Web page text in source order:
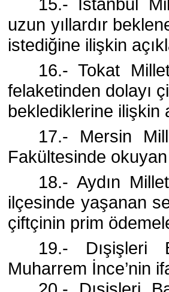
uzun yıllardır
istediğine ilişkin
16.- Tokat
felaketinden dolayı
beklediklerine ilişkin
17.- Mersin
Fakültesinde okuyan
18.- Aydın
ilçesinde yaşanan
çiftçinin prim
19.- Dışişleri
Muharrem İnce’nin